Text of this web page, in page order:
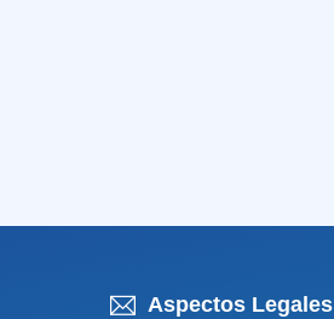
Aspectos Legales